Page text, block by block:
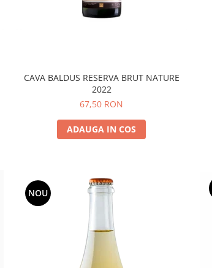
CAVA BALDUS RESERVA BRUT NATURE
2022
67,50 RON
ADAUGA IN COS
NOU